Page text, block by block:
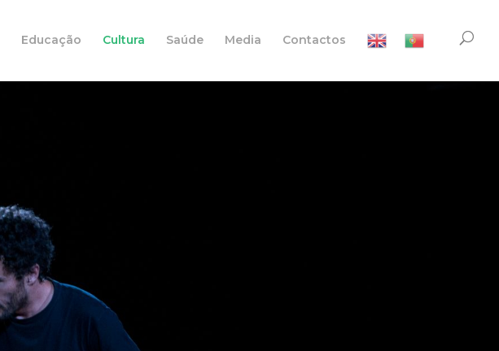
Educação Cultura Saúde Media Contactos